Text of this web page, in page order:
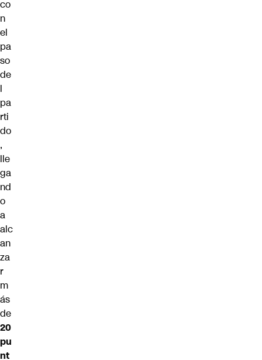
co
n
el
pa
so
de
l
pa
rti
do
,
lle
ga
nd
o
a
alc
an
za
r
m
ás
de
20
pu
nt